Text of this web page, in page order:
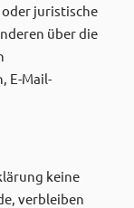
juristische
über die
E-Mail-
keine
verbleiben